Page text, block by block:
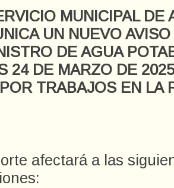
MUNICIPAL DE
UN NUEVO
DE AGUA
24 DE MARZO DE
TRABAJOS EN LA
afectará a las